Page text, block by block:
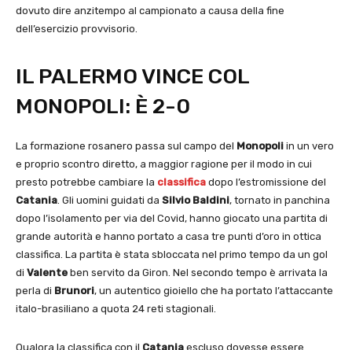
dovuto dire anzitempo al campionato a causa della fine
dell’esercizio provvisorio.
IL PALERMO VINCE COL
MONOPOLI: È 2-0
La formazione rosanero passa sul campo del Monopoli in un vero
e proprio scontro diretto, a maggior ragione per il modo in cui
presto potrebbe cambiare la classifica dopo l’estromissione del
Catania. Gli uomini guidati da Silvio Baldini, tornato in panchina
dopo l’isolamento per via del Covid, hanno giocato una partita di
grande autorità e hanno portato a casa tre punti d’oro in ottica
classifica. La partita è stata sbloccata nel primo tempo da un gol
di Valente ben servito da Giron. Nel secondo tempo è arrivata la
perla di Brunori, un autentico gioiello che ha portato l’attaccante
italo-brasiliano a quota 24 reti stagionali.
Qualora la classifica con il Catania escluso dovesse essere